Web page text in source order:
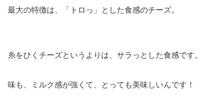
最大の特徴は、「トロっ」とした食感のチーズ。
糸をひくチーズというよりは、サラっとした食感です。
味も、ミルク感が強くて、とっても美味しいんです！